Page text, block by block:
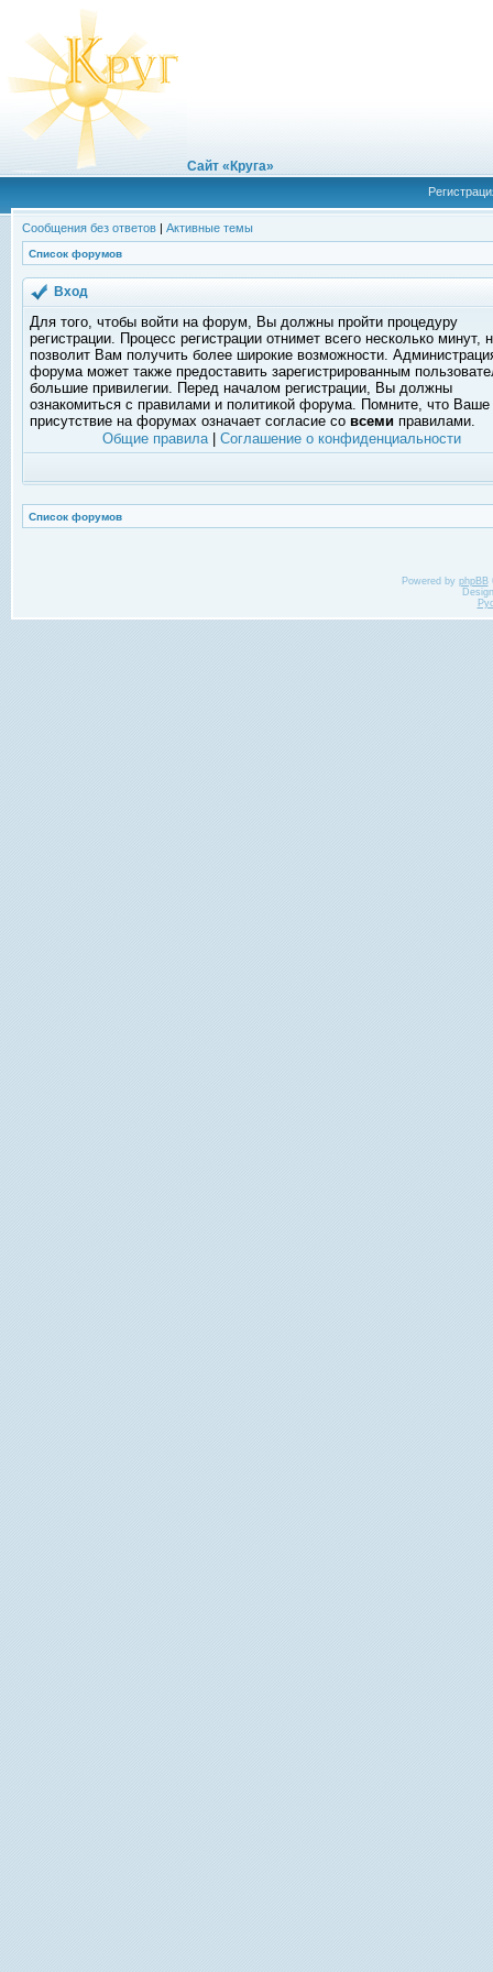
Сайт «Круга»
Сообщения без ответов | Активные темы
Список форумов
Вход
Для того, чтобы войти на форум, Вы должны пройти процедуру
регистрации. Процесс регистрации отнимет всего несколько минут,
позволит Вам получить более широкие возможности.
форума может также предоставить зарегистрированным
большие привилегии. Перед началом регистрации, Вы должны
ознакомиться с правилами и политикой форума. Помните, что Ваше
присутствие на форумах означает согласие со всеми правилами.
Общие правила| Соглашение о конфиденциальности
Список форумов
Powered by phpBB